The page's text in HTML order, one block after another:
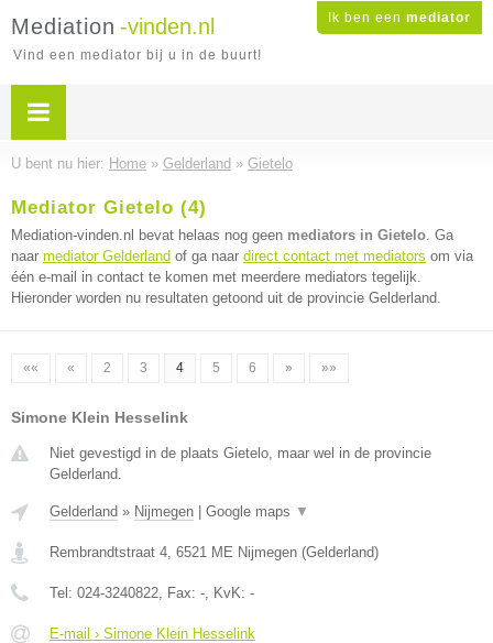
Ik ben een mediator
Mediation -vinden.nl
Vind een mediator bij u in de buurt!
U bent nu hier: Home » Gelderland » Gietelo
Mediator Gietelo (4)
Mediation-vinden.nl bevat helaas nog geen mediators in Gietelo. Ga
naar mediator Gelderland of ga naar direct contact met mediators om via
één e-mail in contact te komen met meerdere mediators tegelijk.
Hieronder worden nu resultaten getoond uit de provincie Gelderland.
«« « 2 3 4 5 6 » »»
Simone Klein Hesselink
Niet gevestigd in de plaats Gietelo, maar wel in de provincie
Gelderland.
Gelderland » Nijmegen Google maps ▼
Rembrandtstraat 4, 6521 ME Nijmegen (Gelderland)
Tel: 024-3240822, Fax: -, KvK: -
E-mail › Simone Klein Hesselink